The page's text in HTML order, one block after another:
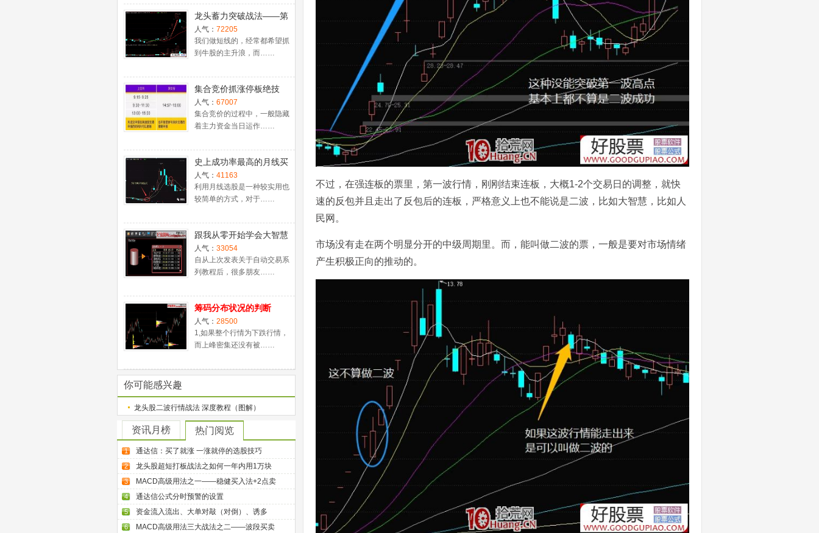
龙头蓄力突破战法——第
一时间介入牛股主升浪捕
捉涨停板的技巧（图解）
人气： 72205
我们做短线的，经常都希望抓
到牛股的主升浪，而……
集合竞价抓涨停板绝技
（附公式源码）
人气： 67007
集合竞价的过程中，一般隐藏
着主力资金当日运作……
史上成功率最高的月线买
入法，精准高效筛选暴涨
牛股，堪称选股法宝！
人气： 41163
利用月线选股是一种较实用也
较简单的方式，对于……
跟我从零开始学会大智慧
股票池自动交易
人气： 33054
自从上次发表关于自动交易系
列教程后，很多朋友……
筹码分布状况的判断
人气： 28500
1,如果整个行情为下跌行情，
而上峰密集还没有被……
你可能感兴趣
龙头股二波行情战法 深度教程（图解）
资讯月榜 热门阅览
1 通达信：买了就涨 一涨就停的选股技巧
2 龙头股超短打板战法之如何一年内用1万块
3 MACD高级用法之一——稳健买入法+2点卖
4 通达信公式分时预警的设置
5 资金流入流出、大单对敲（对倒）、诱多
6 MACD高级用法三大战法之二——波段买卖
不过，在强连板的票里，第一波行情，刚刚结束连板，大概1-2个交易日的调整，就快
速的反包并且走出了反包后的连板，严格意义上也不能说是二波，比如大智慧，比如人
民网。
市场没有走在两个明显分开的中级周期里。而，能叫做二波的票，一般是要对市场情绪
产生积极正向的推动的。